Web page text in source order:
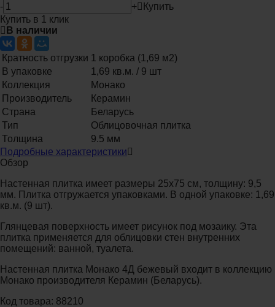
-
+
Купить
Купить в 1 клик
В наличии
Кратность отгрузки 1 коробка (1,69 м2)
В упаковке
1,69 кв.м. / 9 шт
Коллекция
Монако
Производитель
Керамин
Страна
Беларусь
Тип
Облицовочная плитка
Толщина
9.5 мм
Подробные характеристики
Обзор
Настенная плитка имеет размеры 25x75 см, толщину: 9,5
мм. Плитка отгружается упаковками. В одной упаковке: 1,69
кв.м. (9 шт).
Глянцевая поверхность имеет рисунок под мозаику. Эта
плитка применяется для облицовки стен внутренних
помещений: ванной, туалета.
Настенная плитка Монако 4Д бежевый входит в коллекцию
Монако производителя Керамин (Беларусь).
Код товара: 88210